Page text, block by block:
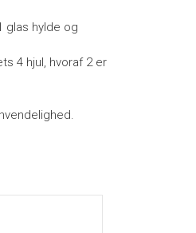
glas hylde og
4 hjul, hvoraf 2 er